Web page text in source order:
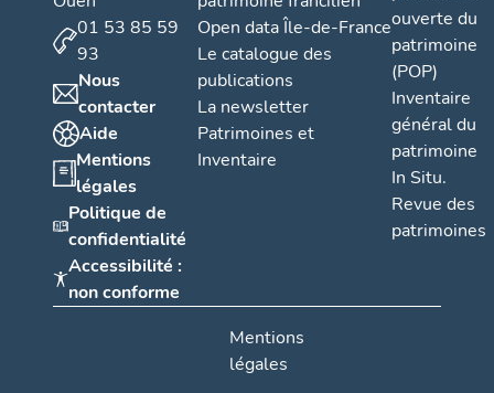
01 53 85 59
93
Nous
contacter
Aide
Mentions
légales
Politique de
confidentialité
Accessibilité :
non conforme
Open data Île-de-France
Le catalogue des
publications
La newsletter
Patrimoines et
Inventaire
ouverte du
patrimoine
(POP)
Inventaire
général du
patrimoine
In Situ.
Revue des
patrimoines
Mentions
légales